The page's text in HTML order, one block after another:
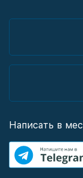
Написать в